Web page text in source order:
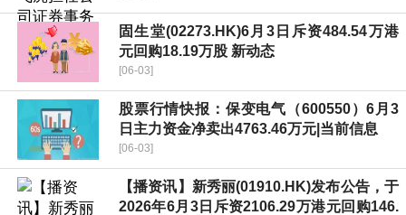
固生堂(02273.HK)6月3日斥资484.54万港
元回购18.19万股 新动态
[06-03]
股票行情快报：保变电气（600550）6月3
日主力资金净卖出4763.46万元|当前信息
[06-03]
【播资讯】新秀丽(01910.HK)发布公告，于
2026年6月3日斥资2106.29万港元回购146.